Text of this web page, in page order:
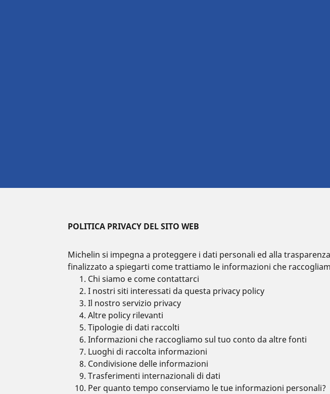
POLITICA PRIVACY DEL SITO WEB
Michelin si impegna a proteggere i dati personali ed alla
finalizzato a spiegarti come trattiamo le informazioni che
Chi siamo e come contattarci
I nostri siti interessati da questa privacy policy
Il nostro servizio privacy
Altre policy rilevanti
Tipologie di dati raccolti
Informazioni che raccogliamo sul tuo conto da altre fonti
Luoghi di raccolta informazioni
Condivisione delle informazioni
Trasferimenti internazionali di dati
Per quanto tempo conserviamo le tue informazioni personali?